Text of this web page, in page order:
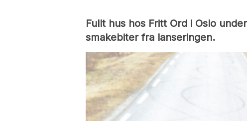
Fullt hus hos Fritt Ord i Oslo
smakebiter fra lanseringen.